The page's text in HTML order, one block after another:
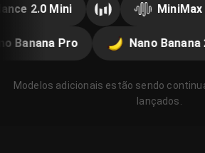
2.0 Mini MiniMax H3
Nano Banana Pro Nano
Modelos adicionais estão sendo
lançados.